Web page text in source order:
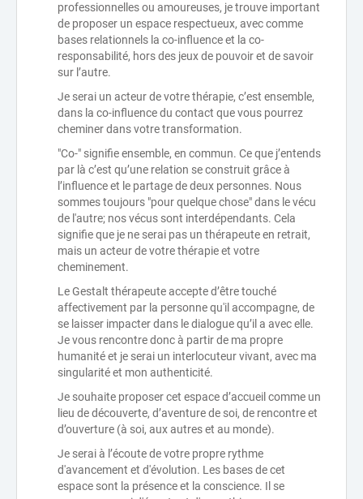
professionnelles ou amoureuses, je trouve important
de proposer un espace respectueux, avec comme
bases relationnels la co-influence et la co-
responsabilité, hors des jeux de pouvoir et de savoir
sur l’autre.
Je serai un acteur de votre thérapie, c’est ensemble,
dans la co-influence du contact que vous pourrez
cheminer dans votre transformation.
"Co-" signifie ensemble, en commun. Ce que j’entends
par là c’est qu’une relation se construit grâce à
l’influence et le partage de deux personnes. Nous
sommes toujours "pour quelque chose" dans le vécu
de l'autre; nos vécus sont interdépendants. Cela
signifie que je ne serai pas un thérapeute en retrait,
mais un acteur de votre thérapie et votre
cheminement.
Le Gestalt thérapeute accepte d’être touché
affectivement par la personne qu'il accompagne, de
se laisser impacter dans le dialogue qu’il a avec elle.
Je vous rencontre donc à partir de ma propre
humanité et je serai un interlocuteur vivant, avec ma
singularité et mon authenticité.
Je souhaite proposer cet espace d’accueil comme un
lieu de découverte, d’aventure de soi, de rencontre et
d’ouverture (à soi, aux autres et au monde).
Je serai à l’écoute de votre propre rythme
d'avancement et d'évolution. Les bases de cet
espace sont la présence et la conscience. Il se